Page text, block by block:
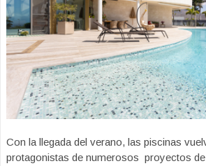
Con la llegada del verano, las piscinas
protagonistas de numerosos proyectos